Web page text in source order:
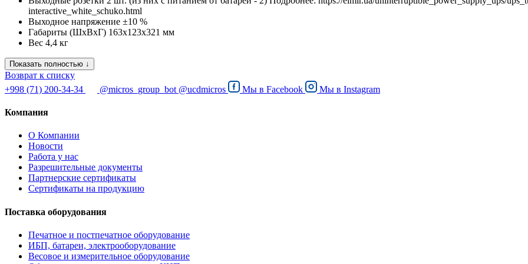
interactive_white_schuko.html
Выходное напряжение ±10 %
Габариты (ШхВхГ) 163x123x321 мм
Вес 4,4 кг
Показать полностью ↓
Возврат к списку
+998 (71) 200-34-34
@micros_group_bot @ucdmicros Мы в Facebook Мы в Instagram
Компания
О Компании
Новости
Работа у нас
Разрешительные документы
Партнерские сертификаты
Сертификаты на продукцию
Поставка оборудования
Печатное и постпечатное оборудование
ИБП, батареи, электрооборудование
Весовое и измерительное оборудование